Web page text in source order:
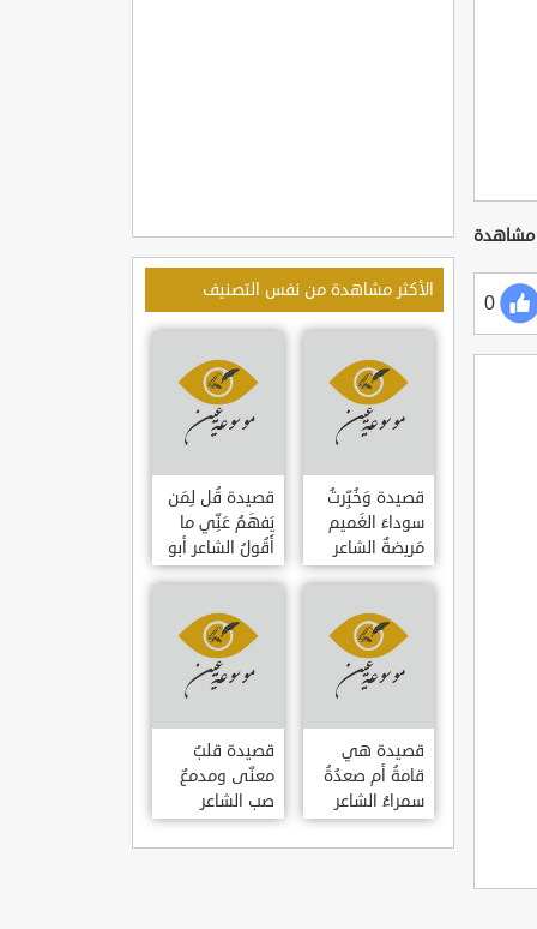
0
الأكثر مشاهدة من نفس التصنيف
قصيدة وَخُبِّرتُ
سوداءَ الغَميم
مَريضةٌ الشاعر
العوام بن عقبة
قصيدة قُل لِمَن
يَفهَمُ عَنِّي ما
أَقُولُ الشاعر أبو
حامد الغزالي
قصيدة هي
قامةُ أم صعدُةُ
سمراءُ الشاعر
سيف الدين
المشد
قصيدة قلبٌ
معنّى ومدمعٌ
صب الشاعر
سيف الدين
المشد